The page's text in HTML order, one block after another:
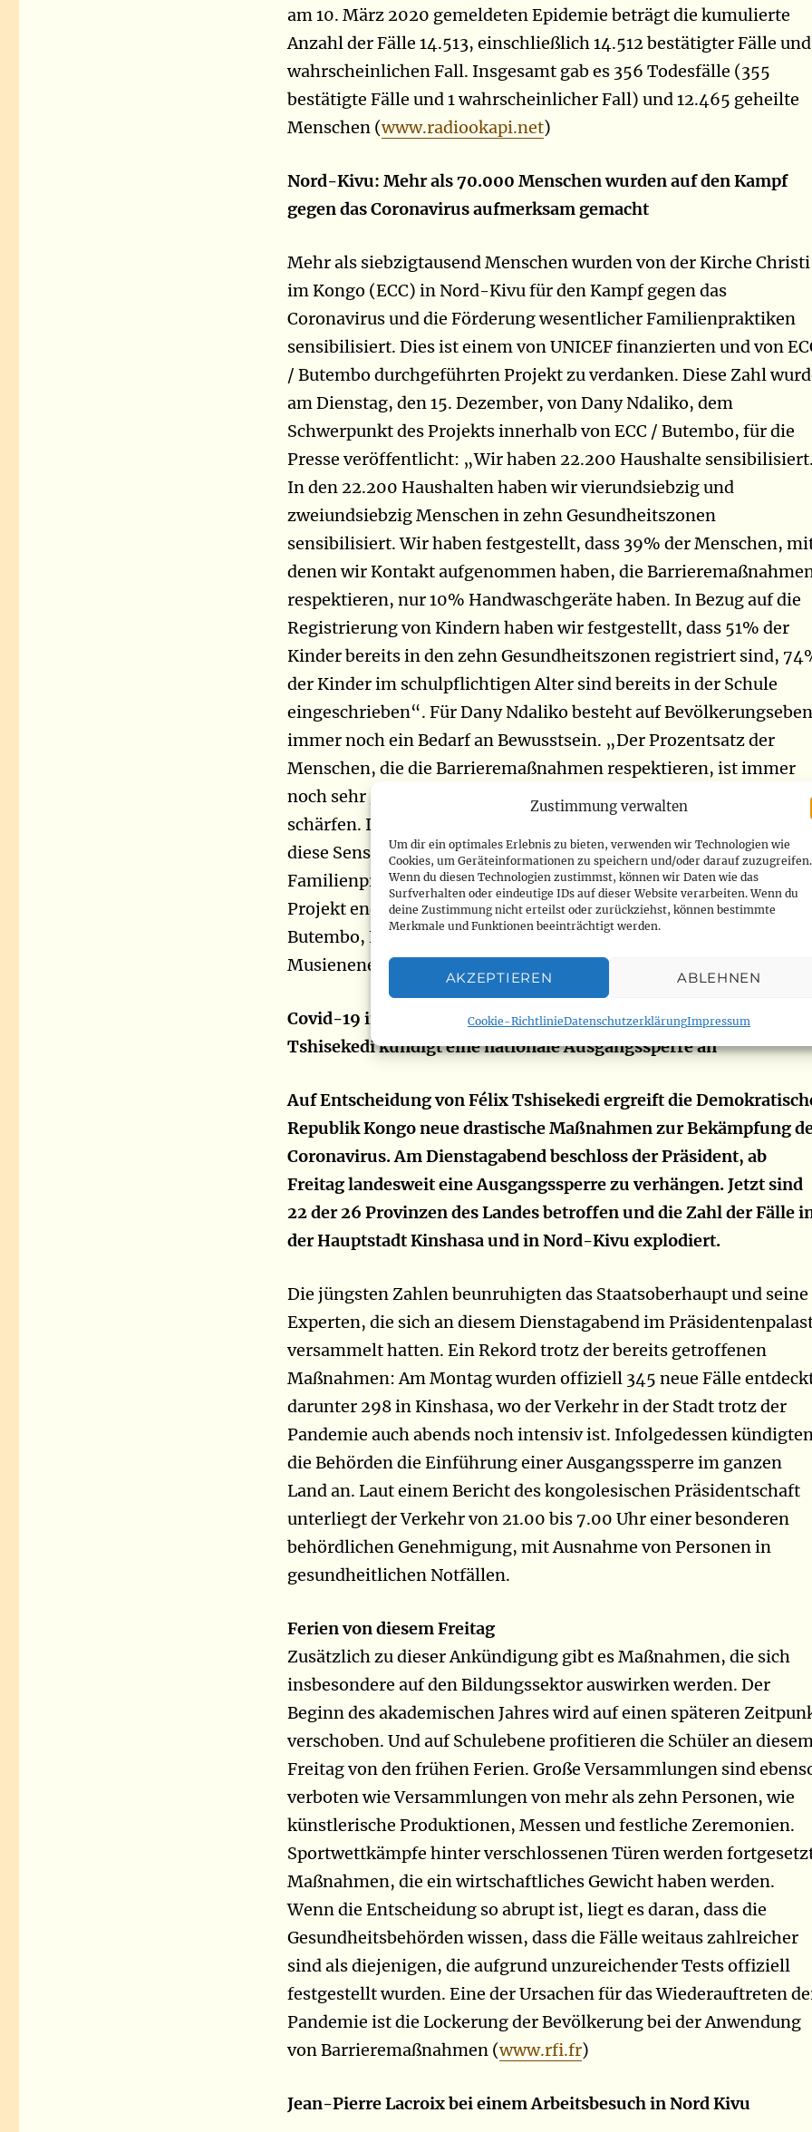
Zustimmung verwalten
Um dir ein optimales Erlebnis zu bieten, verwenden wir Technologien wie
Cookies, um Geräteinformationen zu speichern und/oder darauf zuzugreifen.
Wenn du diesen Technologien zustimmst, können wir Daten wie das
Surfverhalten oder eindeutige IDs auf dieser Website verarbeiten. Wenn du
deine Zustimmung nicht erteilst oder zurückziehst, können bestimmte
Merkmale und Funktionen beeinträchtigt werden.
AKZEPTIEREN ABLEHNEN
Cookie-RichtlinieDatenschutzerklärungImpressum
am 10. März 2020 gemeldeten Epidemie beträgt die kumulierte
Anzahl der Fälle 14.513, einschließlich 14.512 bestätigter Fälle und
wahrscheinlichen Fall. Insgesamt gab es 356 Todesfälle (355
bestätigte Fälle und 1 wahrscheinlicher Fall) und 12.465 geheilte
Menschen (www.radiookapi.net)
Nord-Kivu: Mehr als 70.000 Menschen wurden auf den Kampf
gegen das Coronavirus aufmerksam gemacht
Mehr als siebzigtausend Menschen wurden von der Kirche Christi
im Kongo (ECC) in Nord-Kivu für den Kampf gegen das
Coronavirus und die Förderung wesentlicher Familienpraktiken
sensibilisiert. Dies ist einem von UNICEF finanzierten und von
/ Butembo durchgeführten Projekt zu verdanken. Diese Zahl
am Dienstag, den 15. Dezember, von Dany Ndaliko, dem
Schwerpunkt des Projekts innerhalb von ECC / Butembo, für die
Presse veröffentlicht: „Wir haben 22.200 Haushalte sensibilisiert.
In den 22.200 Haushalten haben wir vierundsiebzig und
zweiundsiebzig Menschen in zehn Gesundheitszonen
sensibilisiert. Wir haben festgestellt, dass 39% der Menschen,
denen wir Kontakt aufgenommen haben, die
respektieren, nur 10% Handwaschgeräte haben. In Bezug auf die
Registrierung von Kindern haben wir festgestellt, dass 51% der
Kinder bereits in den zehn Gesundheitszonen registriert sind,
der Kinder im schulpflichtigen Alter sind bereits in der Schule
eingeschrieben“. Für Dany Ndaliko besteht auf
immer noch ein Bedarf an Bewusstsein. „Der Prozentsatz der
Menschen, die die Barrieremaßnahmen respektieren, ist immer
noch sehr gering. Dies fordert uns auf, das Bewusstsein weiter zu
schärfen. In Bezug auf wesentliche Familienpraktiken sollte man
diese Sensibilisierung für die Förderung wesentlicher
Familienpraktiken stärken“, hat er darauf hingewiesen. Dieses
Projekt endet am 20. Dezember und betrifft die Gesundheitszonen
Butembo, Katwa, Kalunguta, Vuhovi, Kyondo, Masereka,
Musienene, Lubero, Biena und Mangurejipa (www.radiookapi.net)
Covid-19 in der Demokratischen Republik Kongo: Präsident
Tshisekedi kündigt eine nationale Ausgangssperre an
Auf Entscheidung von Félix Tshisekedi ergreift die
Republik Kongo neue drastische Maßnahmen zur Bekämpfung
Coronavirus. Am Dienstagabend beschloss der Präsident, ab
Freitag landesweit eine Ausgangssperre zu verhängen. Jetzt sind
22 der 26 Provinzen des Landes betroffen und die Zahl der Fälle
der Hauptstadt Kinshasa und in Nord-Kivu explodiert.
Die jüngsten Zahlen beunruhigten das Staatsoberhaupt und seine
Experten, die sich an diesem Dienstagabend im
versammelt hatten. Ein Rekord trotz der bereits getroffenen
Maßnahmen: Am Montag wurden offiziell 345 neue Fälle
darunter 298 in Kinshasa, wo der Verkehr in der Stadt trotz der
Pandemie auch abends noch intensiv ist. Infolgedessen
die Behörden die Einführung einer Ausgangssperre im ganzen
Land an. Laut einem Bericht des kongolesischen Präsidentschaft
unterliegt der Verkehr von 21.00 bis 7.00 Uhr einer besonderen
behördlichen Genehmigung, mit Ausnahme von Personen in
gesundheitlichen Notfällen.
Ferien von diesem Freitag
Zusätzlich zu dieser Ankündigung gibt es Maßnahmen, die sich
insbesondere auf den Bildungssektor auswirken werden. Der
Beginn des akademischen Jahres wird auf einen späteren
verschoben. Und auf Schulebene profitieren die Schüler an
Freitag von den frühen Ferien. Große Versammlungen sind
verboten wie Versammlungen von mehr als zehn Personen, wie
künstlerische Produktionen, Messen und festliche Zeremonien.
Sportwettkämpfe hinter verschlossenen Türen werden
Maßnahmen, die ein wirtschaftliches Gewicht haben werden.
Wenn die Entscheidung so abrupt ist, liegt es daran, dass die
Gesundheitsbehörden wissen, dass die Fälle weitaus zahlreicher
sind als diejenigen, die aufgrund unzureichender Tests offiziell
festgestellt wurden. Eine der Ursachen für das Wiederauftreten
Pandemie ist die Lockerung der Bevölkerung bei der Anwendung
von Barrieremaßnahmen (www.rfi.fr)
Jean-Pierre Lacroix bei einem Arbeitsbesuch in Nord Kivu